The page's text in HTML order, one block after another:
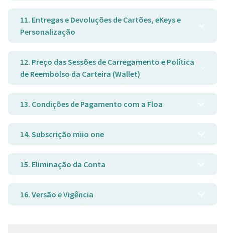
11. Entregas e Devoluções de Cartões, eKeys e
Personalização
12. Preço das Sessões de Carregamento e Política
de Reembolso da Carteira (Wallet)
13. Condições de Pagamento com a Floa
14. Subscrição miio one
15. Eliminação da Conta
16. Versão e Vigência